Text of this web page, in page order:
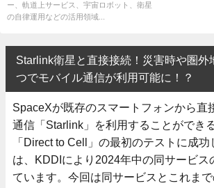
ー、軌道上サービス、宇宙ロボット、衛星
の自律運用などの活用領域...
Starlink衛星と直接接続！災害時や圏外
つでモバイル通信が利用可能に！？
SpaceXが既存のスマートフォンから直
通信「Starlink」を利用することができ
「Direct to Cell」の最初のテストに成
は、KDDIにより2024年中の同サービス
ています。今回は同サービスとこれま